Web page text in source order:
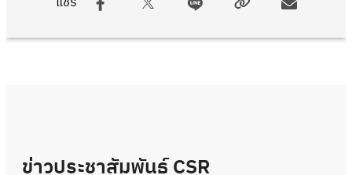
ข่าวประชาสัมพันธ์ CSR